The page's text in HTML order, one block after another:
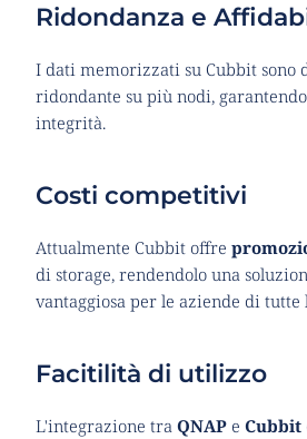
Ridondanza e
I dati memorizzati su Cubbit
ridondante su più nodi,
integrità.
Costi competitivi
Attualmente Cubbit offre
di storage, rendendolo una
vantaggiosa per le aziende di
Facitilità di utilizzo
L'integrazione tra QNAP e Cubbit